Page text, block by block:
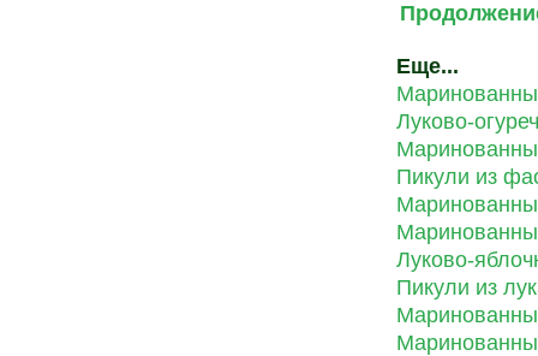
Еще...
Луково-
Пикули из
Луково-
Пикули из